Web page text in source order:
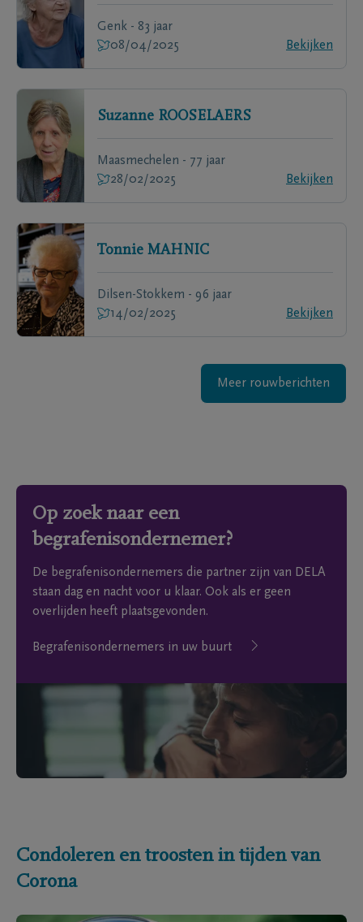
Genk - 83 jaar
08/04/2025
Bekijken
Suzanne ROOSELAERS
Maasmechelen - 77 jaar
28/02/2025
Bekijken
Tonnie MAHNIC
Dilsen-Stokkem - 96 jaar
14/02/2025
Bekijken
Meer rouwberichten
Op zoek naar een
begrafenisondernemer?
De begrafenisondernemers die partner zijn van DELA
staan dag en nacht voor u klaar. Ook als er geen
overlijden heeft plaatsgevonden.
Begrafenisondernemers in uw buurt
Condoleren en troosten in tijden van
Corona